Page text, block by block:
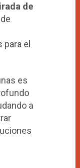
de
para el
es
a